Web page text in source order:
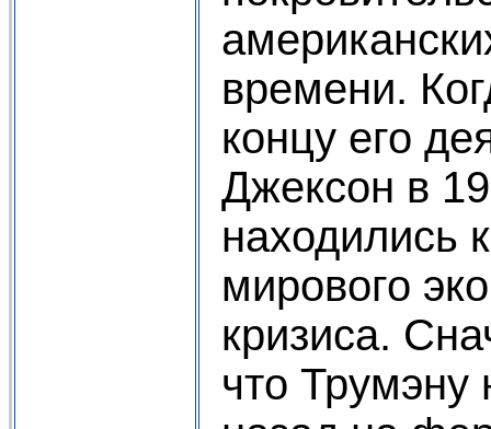
времени.
концу его
Джексон в
находились
мирового
кризиса.
что Трумэну